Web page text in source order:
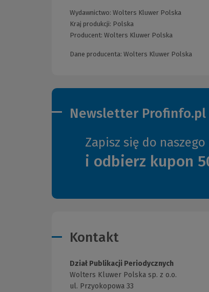
Wydawnictwo: Wolters Kluwer Polska
Kraj produkcji: Polska
Producent: Wolters Kluwer Polska
Dane producenta: Wolters Kluwer Polska
Newsletter Profinfo.pl
Zapisz się do
i odbierz kupon
Kontakt
Dział Publikacji Periodycznych
Wolters Kluwer Polska sp. z o.o.
ul. Przyokopowa 33